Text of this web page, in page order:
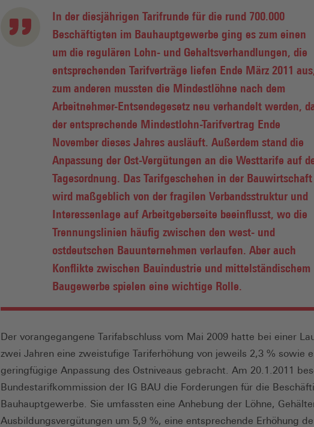
In der diesjährigen Tarifrunde für die rund 700.000
Beschäftigten im Bauhauptgewerbe ging es zum einen
um die regulären Lohn- und Gehaltsverhandlungen, die
entsprechenden Tarifverträge liefen Ende März 2011
zum anderen mussten die Mindestlöhne nach dem
Arbeitnehmer-Entsendegesetz neu verhandelt werden,
der entsprechende Mindestlohn-Tarifvertrag Ende
November dieses Jahres ausläuft. Außerdem stand die
Anpassung der Ost-Vergütungen an die Westtarife auf
Tagesordnung. Das Tarifgeschehen in der Bauwirtschaft
wird maßgeblich von der fragilen Verbandsstruktur und
Interessenlage auf Arbeitgeberseite beeinflusst, wo die
Trennungslinien häufig zwischen den west- und
ostdeutschen Bauunternehmen verlaufen. Aber auch
Konflikte zwischen Bauindustrie und mittelständischem
Baugewerbe spielen eine wichtige Rolle.
Der vorangegangene Tarifabschluss vom Mai 2009 hatte bei einer
zwei Jahren eine zweistufige Tariferhöhung von jeweils 2,3 % sowie
geringfügige Anpassung des Ostniveaus gebracht. Am 20.1.2011
Bundestarifkommission der IG BAU die Forderungen für die
Bauhauptgewerbe. Sie umfassten eine Anhebung der Löhne,
Ausbildungsvergütungen um 5,9 %, eine entsprechende Erhöhung